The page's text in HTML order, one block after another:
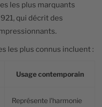
les plus marquants
qui décrit des
les plus connus incluent :
Usage contemporain
Représente l'harmonie